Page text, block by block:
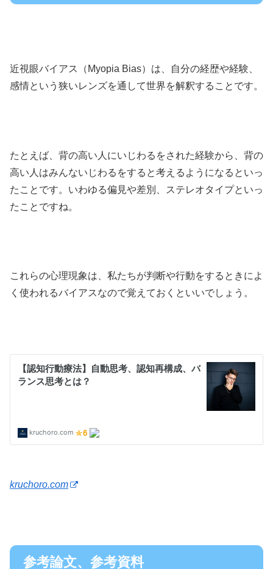
近視眼バイアス（Myopia Bias）は、自分の経歴や経験、
感情という狭いレンズを通して世界を解釈することです。
たとえば、背の高い人にいじわるをされた経験から、背の
高い人はみんないじわるをすると考えるようになるといっ
たことです。いわゆる偏見や差別、ステレオタイプといっ
たことですね。
これらの心理現象は、私たちが判断や行動をするときによ
く使われるバイアスなので覚えておくといいでしょう。
kruchoro.com
参考論文、参考資料